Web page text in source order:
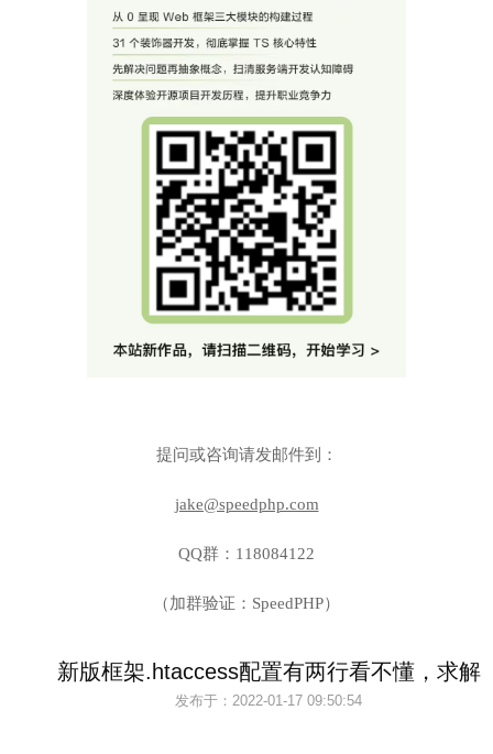
提问或咨询请发邮件到：
jake@speedphp.com
QQ群：118084122
（加群验证：SpeedPHP）
新版框架.htaccess配置有两行看不懂，求解
发布于： 2022-01-17 09:50:54